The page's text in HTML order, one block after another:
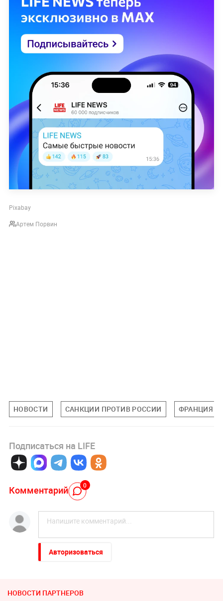
Pixabay
Артем Порвин
НОВОСТИ САНКЦИИ ПРОТИВ РОССИИ ФРАНЦИЯ
Подписаться на LIFE
Комментарий 0
Авторизоваться
НОВОСТИ ПАРТНЕРОВ